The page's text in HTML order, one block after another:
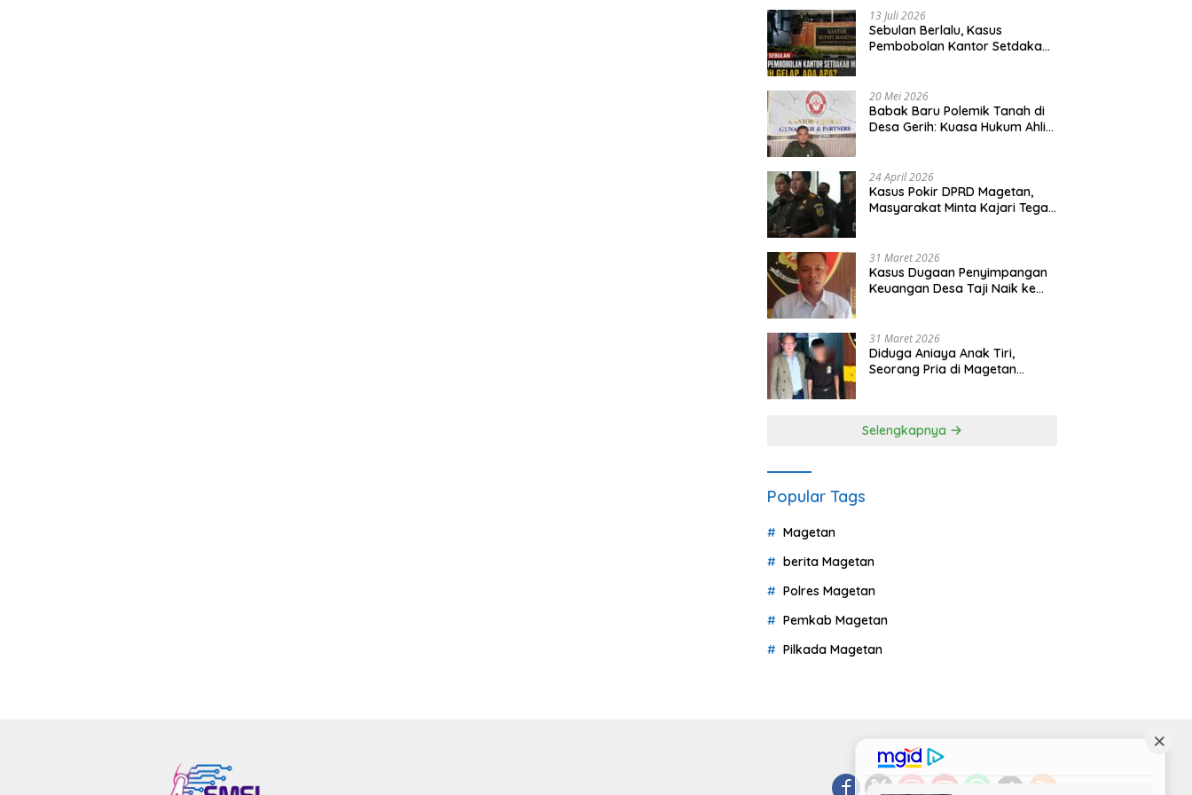
13 Juli 2026
Sebulan Berlalu, Kasus
Pembobolan Kantor Setdakab
20 Mei 2026
Babak Baru Polemik Tanah di
Desa Gerih: Kuasa Hukum Ahli
24 April 2026
Kasus Pokir DPRD Magetan,
Masyarakat Minta Kajari Tegak
31 Maret 2026
Kasus Dugaan Penyimpangan
Keuangan Desa Taji Naik ke
31 Maret 2026
Diduga Aniaya Anak Tiri,
Seorang Pria di Magetan
Selengkapnya
Popular Tags
Magetan
berita Magetan
Polres Magetan
Pemkab Magetan
Pilkada Magetan